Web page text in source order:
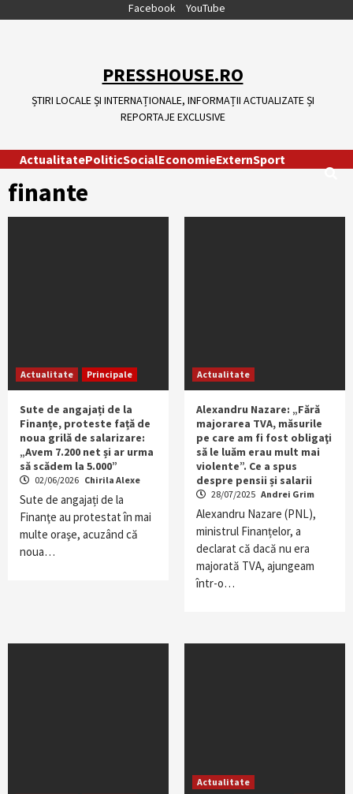
Facebook YouTube
PRESSHOUSE.RO
ȘTIRI LOCALE ȘI INTERNAȚIONALE, INFORMAȚII ACTUALIZATE ȘI
REPORTAJE EXCLUSIVE
ActualitatePoliticSocialEconomieExternSport
finante
Actualitate Principale
Sute de angajați de la
Finanțe, proteste față de
noua grilă de salarizare:
„Avem 7.200 net și ar urma
să scădem la 5.000”
02/06/2026 Chirila Alexe
Sute de angajați de la
Finanţe au protestat în mai
multe oraşe, acuzând că
noua…
Actualitate
Alexandru Nazare: „Fără
majorarea TVA, măsurile
pe care am fi fost obligaţi
să le luăm erau mult mai
violente”. Ce a spus
despre pensii și salarii
28/07/2025 Andrei Grim
Alexandru Nazare (PNL),
ministrul Finanțelor, a
declarat că dacă nu era
majorată TVA, ajungeam
într-o…
Actualitate